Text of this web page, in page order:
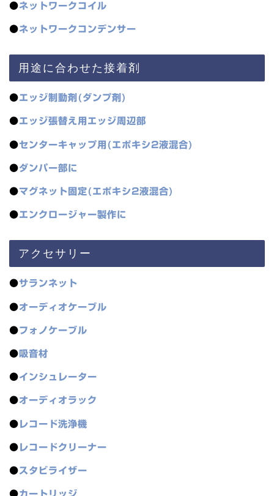
●ネットワークコイル
●ネットワークコンデンサー
用途に合わせた接着剤
●エッジ制動剤(ダンプ剤)
●エッジ張替え用エッジ周辺部
●センターキャップ用(エポキシ2液混合)
●ダンパー部に
●マグネット固定(エポキシ2液混合)
●エンクロージャー製作に
アクセサリー
●サランネット
●オーディオケーブル
●フォノケーブル
● 吸音材
●インシュレーター
●オーディオラック
● レコード洗浄機
● レコードクリーナー
●スタビライザー
●カートリッジ